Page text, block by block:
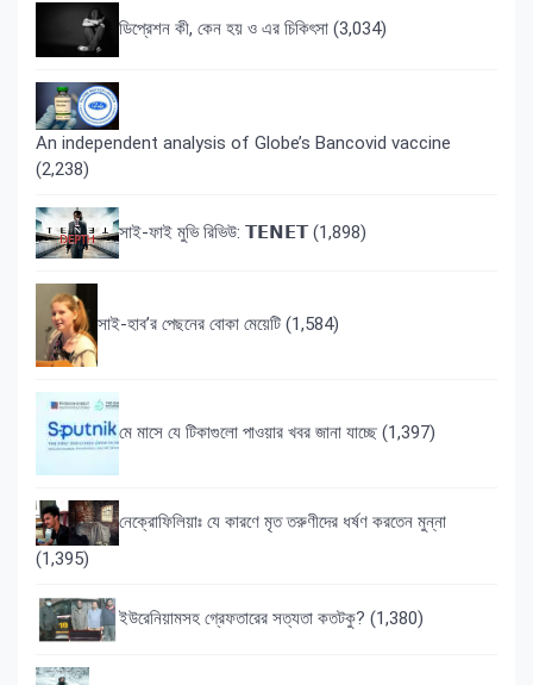
ডিপ্রেশন কী, কেন হয় ও এর চিকিৎসা (3,034)
An independent analysis of Globe’s Bancovid vaccine
(2,238)
সাই-ফাই মুভি রিভিউ: 𝗧𝗘𝗡𝗘𝗧 (1,898)
সাই-হাব’র পেছনের বোকা মেয়েটি (1,584)
মে মাসে যে টিকাগুলো পাওয়ার খবর জানা যাচ্ছে (1,397)
নেক্রোফিলিয়াঃ যে কারণে মৃত তরুণীদের ধর্ষণ করতেন মুন্না
(1,395)
ইউরেনিয়ামসহ গ্রেফতারের সত্যতা কতটকু? (1,380)